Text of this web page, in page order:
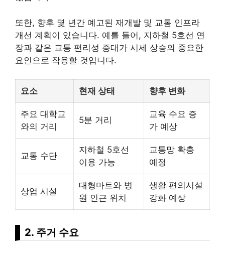
또한, 향후 몇 년간 예고된 재개발 및 교통 인프라
개선 계획이 있습니다. 예를 들어, 지하철 5호선 연
장과 같은 교통 편리성 증대가 시세 상승의 중요한
요인으로 작용할 것입니다.
요소 현재 상태 향후 변화
주요 대학교
와의 거리
5분 거리
교육 수요 증
가 예상
교통 수단
지하철 5호선
이용 가능
교통망 확충
예정
상업 시설
대형마트와 병
원 인근 위치
생활 편의시설
강화 예상
2. 주거 수요